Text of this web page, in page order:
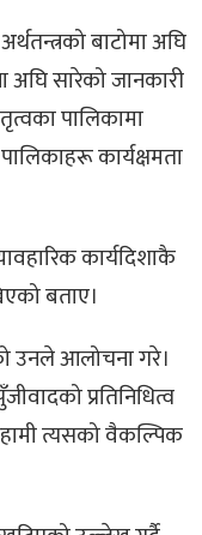
बाटोमा अघि
अघि सारेको जानकारी
पालिकामा
कार्यक्षमता
कार्यदिशाकै
बताए।
उनले आलोचना गरे।
प्रतिनिधित्व
त्यसको वैकल्पिक